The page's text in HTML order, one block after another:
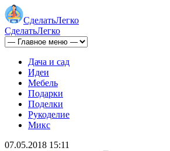
СделатьЛегко
СделатьЛегко
Дача и сад
Идеи
Мебель
Подарки
Поделки
Рукоделие
Микс
07.05.2018 15:11